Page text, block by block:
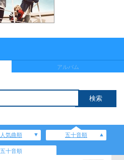
アルバム
人気曲順 五十音順
五十音順